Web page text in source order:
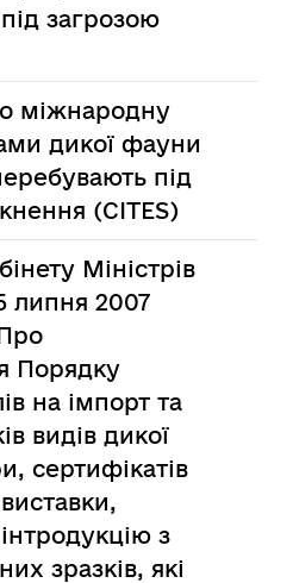
загрозою
міжнародну
дикої фауни
під
(CITES)
Міністрів
липня 2007
Порядку
на імпорт та
видів дикої
сертифікатів
з
зразків, які